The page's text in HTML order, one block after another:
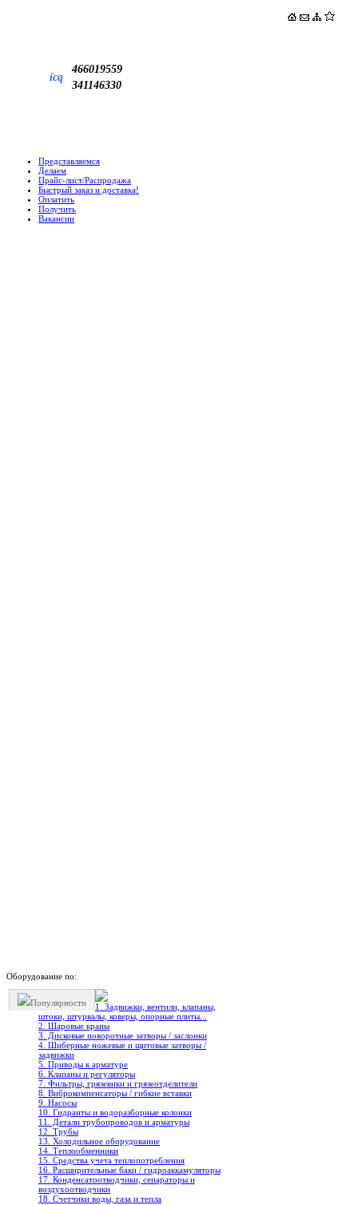
icq
466019559
341146330
Представляемся
Делаем
Прайс-лист/Распродажа
Быстрый заказ и доставка!
Оплатить
Получить
Вакансии
Оборудование по:
Популярности
1. Задвижки, вентили, клапаны,
штоки, штурвалы, коверы, опорные плиты...
2. Шаровые краны
3. Дисковые поворотные затворы / заслонки
4. Шиберные ножевые и щитовые затворы /
задвижки
5. Приводы к арматуре
6. Клапаны и регуляторы
7. Фильтры, грязевики и грязеотделители
8. Виброкомпенсаторы / гибкие вставки
9. Насосы
10. Гидранты и водоразборные колонки
11. Детали трубопроводов и арматуры
12. Трубы
13. Холодильное oборудование
14. Теплообменники
15. Средства учета теплопотребления
16. Расширительные баки / гидроаккамуляторы
17. Конденсатоотводчики, сепараторы и
воздухоотводчики
18. Счетчики воды, газа и тепла